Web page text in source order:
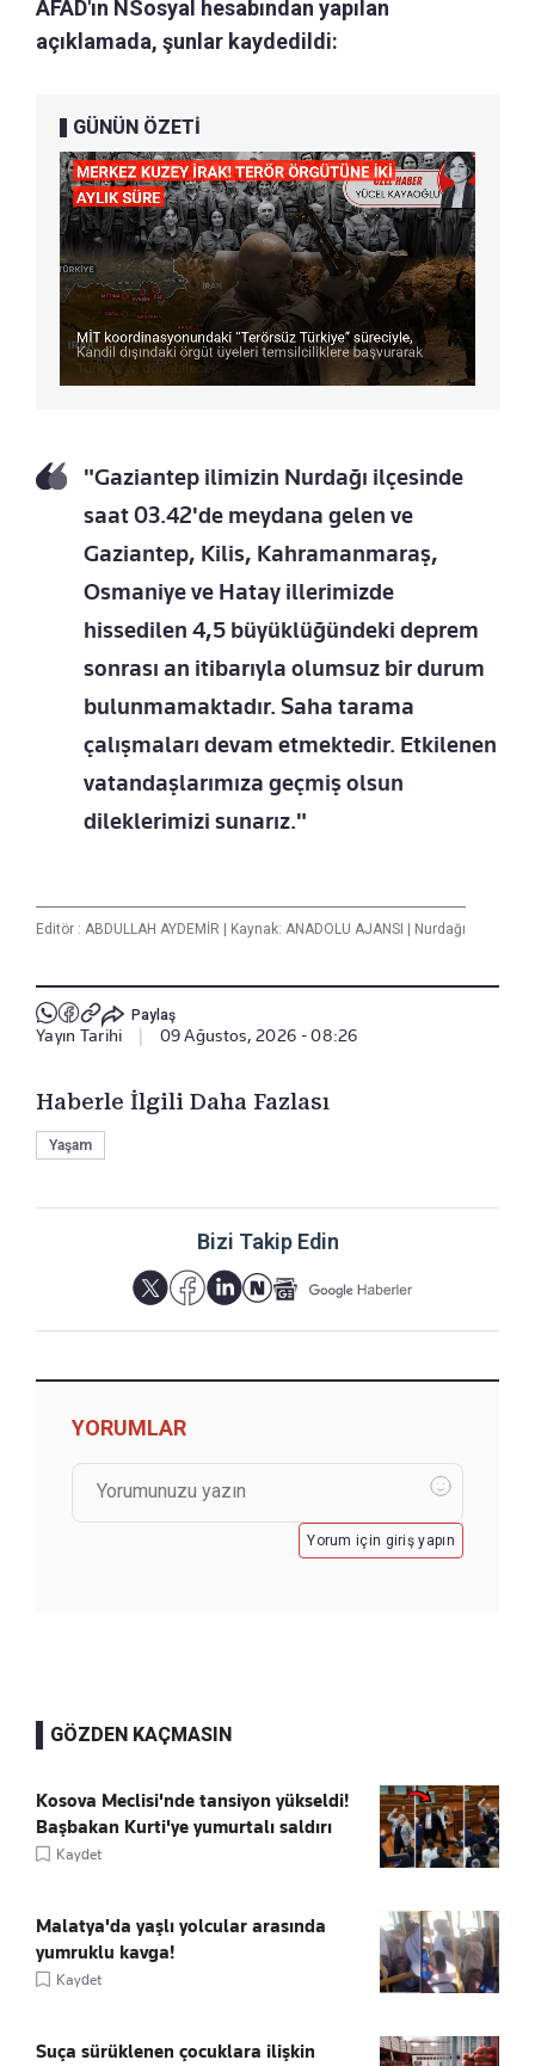
AFAD'ın NSosyal hesabından yapılan
açıklamada, şunlar kaydedildi:
GÜNÜN ÖZETİ
"Gaziantep ilimizin Nurdağı ilçesinde
saat 03.42'de meydana gelen ve
Gaziantep, Kilis, Kahramanmaraş,
Osmaniye ve Hatay illerimizde
hissedilen 4,5 büyüklüğündeki deprem
sonrası an itibarıyla olumsuz bir durum
bulunmamaktadır. Saha tarama
çalışmaları devam etmektedir. Etkilenen
vatandaşlarımıza geçmiş olsun
dileklerimizi sunarız."
Editör : ABDULLAH AYDEMİR Kaynak: ANADOLU AJANSI Nurdağı
Paylaş
Yayın Tarihi 09 Ağustos, 2026 - 08:26
Haberle İlgili Daha Fazlası
Yaşam
Bizi Takip Edin
YORUMLAR
Yorum için giriş yapın
GÖZDEN KAÇMASIN
Kosova Meclisi'nde tansiyon yükseldi!
Başbakan Kurti'ye yumurtalı saldırı
Kaydet
Malatya'da yaşlı yolcular arasında
yumruklu kavga!
Kaydet
Suça sürüklenen çocuklara ilişkin